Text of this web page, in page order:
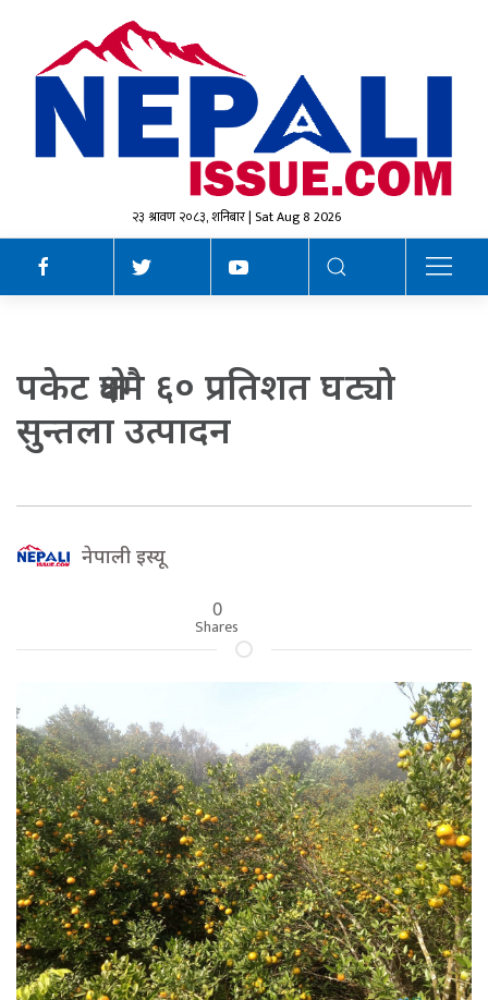
२३ श्रावण २०८३, शनिबार | Sat Aug 8 2026
पकेट क्षेत्रमै ६० प्रतिशत घट्यो
सुन्तला उत्पादन
नेपाली इस्यू
0
Shares